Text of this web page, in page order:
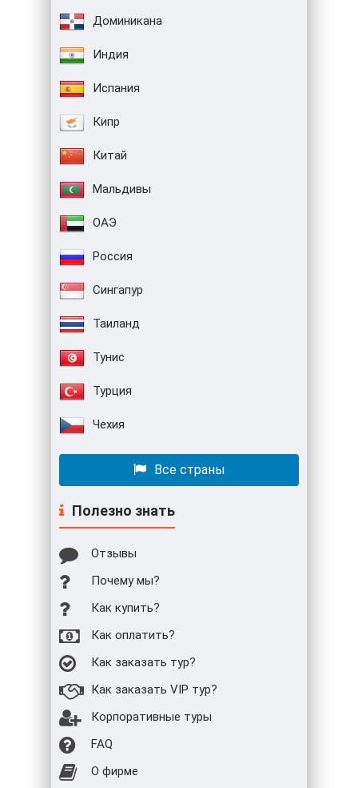
Доминикана
Индия
Испания
Кипр
Китай
Мальдивы
ОАЭ
Россия
Сингапур
Таиланд
Тунис
Турция
Чехия
Все страны
Полезно знать
Отзывы
Почему мы?
Как купить?
Как оплатить?
Как заказать тур?
Как заказать VIP тур?
Корпоративные туры
FAQ
О фирме